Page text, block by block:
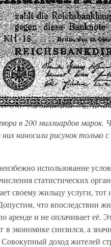
в 200 миллиардов марок.
наносили рисунок
использование
статистических
своему жильцу услуги, тот
что впоследствии
аренде и не оплачивает её.
в экономике снизился, а
доход жителей